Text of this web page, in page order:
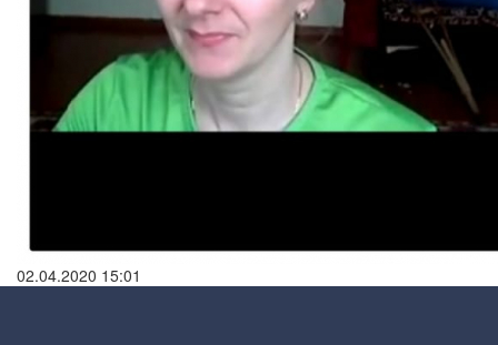
02.04.2020 15:01